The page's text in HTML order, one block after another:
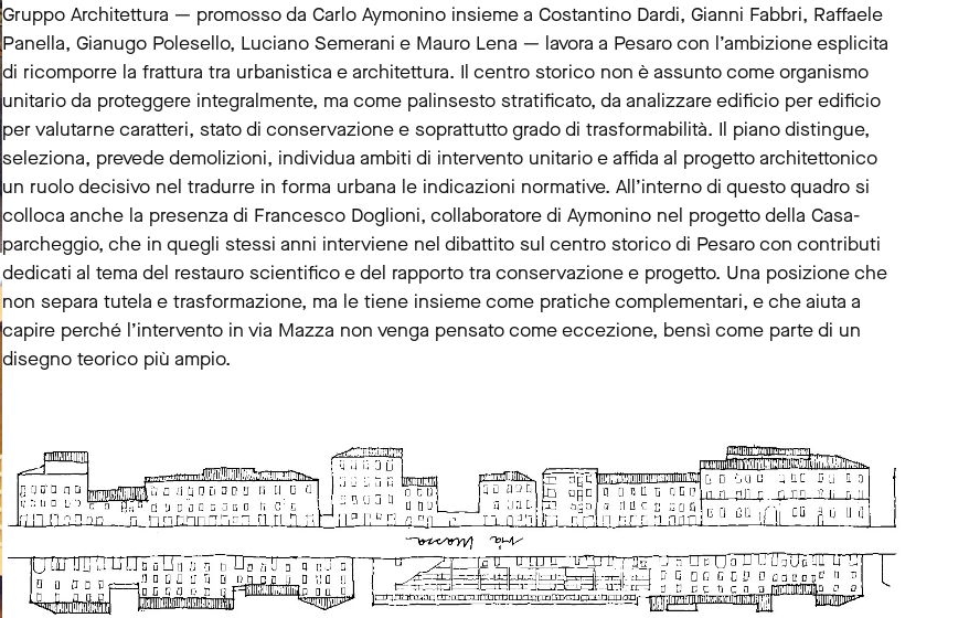
Gruppo Architettura — promosso da Carlo Aymonino insieme a Costantino Dardi, Gianni Fabbri, Raffaele
Panella, Gianugo Polesello, Luciano Semerani e Mauro Lena — lavora a Pesaro con l’ambizione esplicita
di ricomporre la frattura tra urbanistica e architettura. Il centro storico non è assunto come organismo
unitario da proteggere integralmente, ma come palinsesto stratificato, da analizzare edificio per edificio
per valutarne caratteri, stato di conservazione e soprattutto grado di trasformabilità. Il piano distingue,
seleziona, prevede demolizioni, individua ambiti di intervento unitario e affida al progetto architettonico
un ruolo decisivo nel tradurre in forma urbana le indicazioni normative. All’interno di questo quadro si
colloca anche la presenza di Francesco Doglioni, collaboratore di Aymonino nel progetto della Casa-
parcheggio, che in quegli stessi anni interviene nel dibattito sul centro storico di Pesaro con contributi
dedicati al tema del restauro scientifico e del rapporto tra conservazione e progetto. Una posizione che
non separa tutela e trasformazione, ma le tiene insieme come pratiche complementari, e che aiuta a
capire perché l’intervento in via Mazza non venga pensato come eccezione, bensì come parte di un
disegno teorico più ampio.